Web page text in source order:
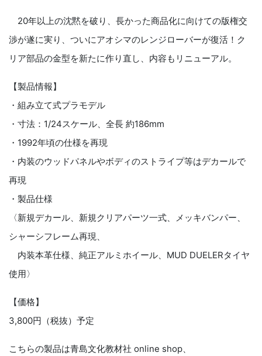
20年以上の沈黙を破り、長かった商品化に向けての版権交
渉が遂に実り、ついにアオシマのレンジローバーが復活！ク
リア部品の金型を新たに作り直し、内容もリニューアル。
【製品情報】
・組み立て式プラモデル
・寸法：1/24スケール、全長 約186mm
・1992年頃の仕様を再現
・内装のウッドパネルやボディのストライプ等はデカールで
再現
・製品仕様
〈新規デカール、新規クリアパーツ一式、メッキバンパー、
シャーシフレーム再現、
内装本革仕様、純正アルミホイール、MUD DUELERタイヤ
使用〉
【価格】
3,800円（税抜）予定
こちらの製品は青島文化教材社 online shop、